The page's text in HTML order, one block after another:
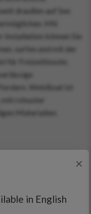
draußen auf See
Mit
können Sie
surfen und mit der
für Freizeitboote,
WebBoat ist
robuster
Materialien.
Design
Kommunikation
und
×
in English